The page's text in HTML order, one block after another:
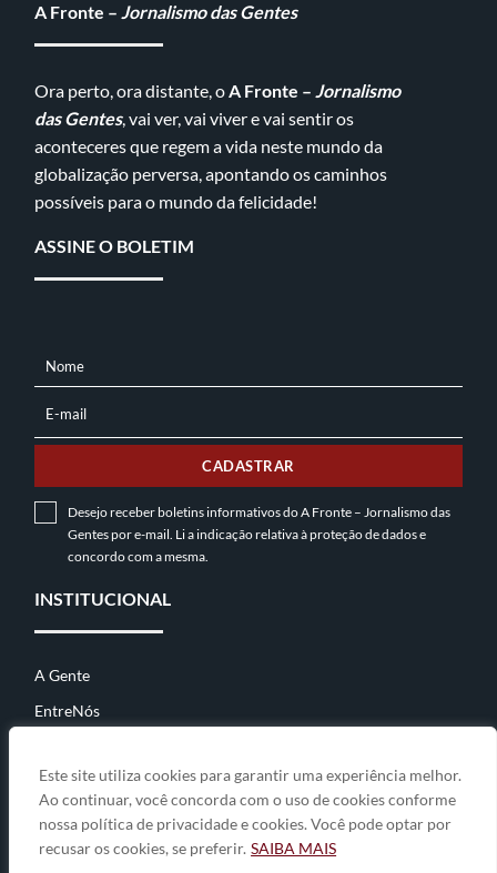
Este site utiliza cookies para garantir uma experiência melhor.
Ao continuar, você concorda com o uso de cookies conforme
nossa política de privacidade e cookies. Você pode optar por
recusar os cookies, se preferir. SAIBA MAIS
A Fronte – Jornalismo das Gentes
Ora perto, ora distante, oA Fronte – Jornalismo
das Gentes, vai ver, vai viver e vai sentir os
aconteceres que regem a vida neste mundo da
globalização perversa, apontando os caminhos
possíveis para o mundo da felicidade!
ASSINE O BOLETIM
NOME
Nome
MAIL
E-mail
CADASTRAR
Desejo receber boletins informativos do A Fronte – Jornalismo das
Gentes por e-mail. Li a indicação relativa àproteção de dadose
concordo com a mesma.
INSTITUCIONAL
A Gente
EntreNós
© 2026 A Fronte • jornalismo das gentes • ByZwei Arts